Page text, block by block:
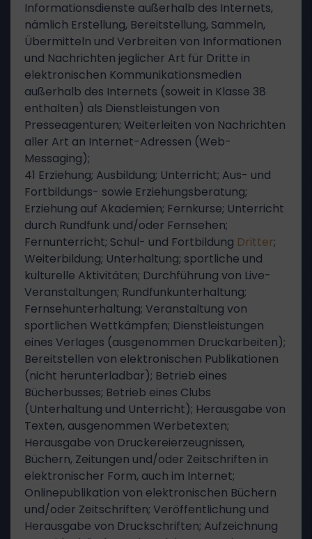
Informationsdienste außerhalb des Internets,
nämlich Erstellung, Bereitstellung, Sammeln,
Übermitteln und Verbreiten von Informationen
und Nachrichten jeglicher Art für Dritte in
elektronischen Kommunikationsmedien
außerhalb des Internets (soweit in Klasse 38
enthalten) als Dienstleistungen von
Presseagenturen; Weiterleiten von Nachrichten
aller Art an Internet-Adressen (Web-
Messaging);
41 Erziehung; Ausbildung; Unterricht; Aus- und
Fortbildungs- sowie Erziehungsberatung;
Erziehung auf Akademien; Fernkurse; Unterricht
durch Rundfunk und/oder Fernsehen;
Fernunterricht; Schul- und Fortbildung Dritter;
Weiterbildung; Unterhaltung; sportliche und
kulturelle Aktivitäten; Durchführung von Live-
Veranstaltungen; Rundfunkunterhaltung;
Fernsehunterhaltung; Veranstaltung von
sportlichen Wettkämpfen; Dienstleistungen
eines Verlages (ausgenommen Druckarbeiten);
Bereitstellen von elektronischen Publikationen
(nicht herunterladbar); Betrieb eines
Bücherbusses; Betrieb eines Clubs
(Unterhaltung und Unterricht); Herausgabe von
Texten, ausgenommen Werbetexten;
Herausgabe von Druckereierzeugnissen,
Büchern, Zeitungen und/oder Zeitschriften in
elektronischer Form, auch im Internet;
Onlinepublikation von elektronischen Büchern
und/oder Zeitschriften; Veröffentlichung und
Herausgabe von Druckschriften; Aufzeichnung